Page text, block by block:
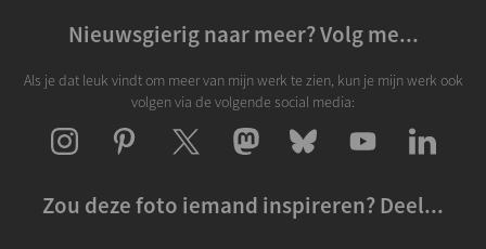
Nieuwsgierig naar meer? Volg me...
Als je dat leuk vindt om meer van mijn werk te zien, kun je mijn werk ook
volgen via de volgende social media:
Zou deze foto iemand inspireren? Deel...